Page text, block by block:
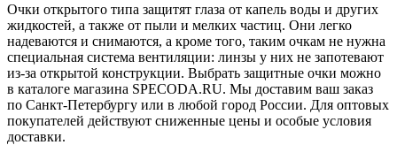
Очки открытого типа защитят глаза от капель воды и других
жидкостей, а также от пыли и мелких частиц. Они легко
надеваются и снимаются, а кроме того, таким очкам не нужна
специальная система вентиляции: линзы у них не запотевают
из-за открытой конструкции. Выбрать защитные очки можно
в каталоге магазина SPECODA.RU. Мы доставим ваш заказ
по Санкт-Петербургу или в любой город России. Для оптовых
покупателей действуют сниженные цены и особые условия
доставки.